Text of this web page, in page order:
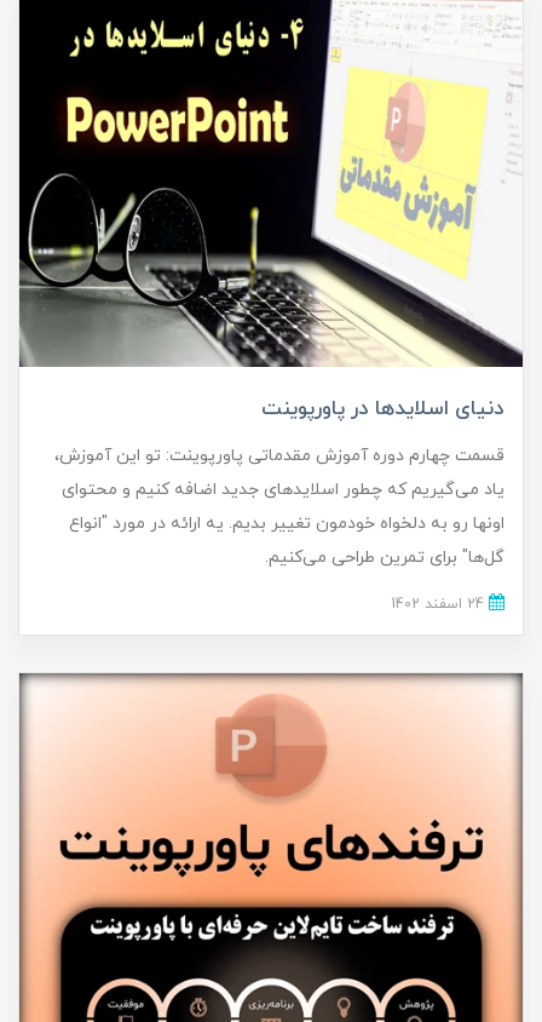
دنیای اسلایدها در پاورپوینت
قسمت چهارم دوره آموزش مقدماتی پاورپوینت: تو این آموزش،
یاد می‌گیریم که چطور اسلایدهای جدید اضافه کنیم و محتوای
اونها رو به دلخواه خودمون تغییر بدیم. یه ارائه در مورد "انواع
گل‌ها" برای تمرین طراحی می‌کنیم.